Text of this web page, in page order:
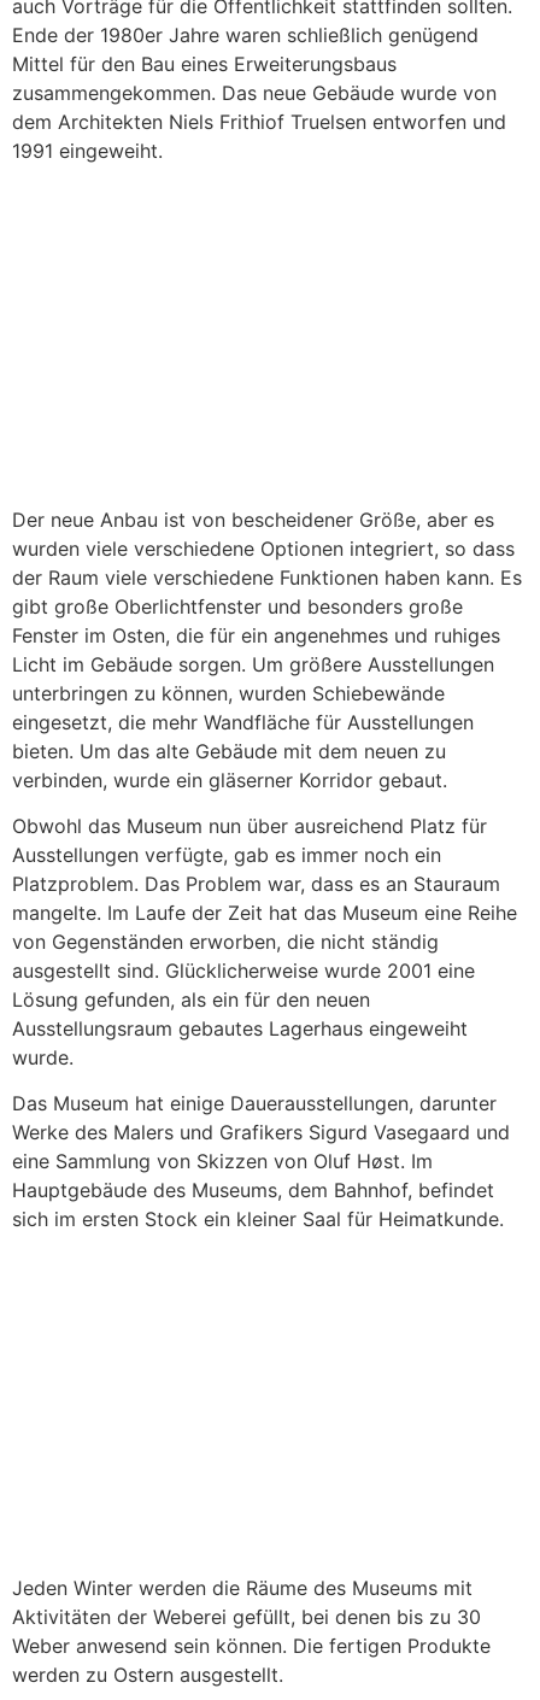
auch Vorträge für die Öffentlichkeit stattfinden sollten.
Ende der 1980er Jahre waren schließlich genügend
Mittel für den Bau eines Erweiterungsbaus
zusammengekommen. Das neue Gebäude wurde von
dem Architekten Niels Frithiof Truelsen entworfen und
1991 eingeweiht.
Der neue Anbau ist von bescheidener Größe, aber es
wurden viele verschiedene Optionen integriert, so dass
der Raum viele verschiedene Funktionen haben kann. Es
gibt große Oberlichtfenster und besonders große
Fenster im Osten, die für ein angenehmes und ruhiges
Licht im Gebäude sorgen. Um größere Ausstellungen
unterbringen zu können, wurden Schiebewände
eingesetzt, die mehr Wandfläche für Ausstellungen
bieten. Um das alte Gebäude mit dem neuen zu
verbinden, wurde ein gläserner Korridor gebaut.
Obwohl das Museum nun über ausreichend Platz für
Ausstellungen verfügte, gab es immer noch ein
Platzproblem. Das Problem war, dass es an Stauraum
mangelte. Im Laufe der Zeit hat das Museum eine Reihe
von Gegenständen erworben, die nicht ständig
ausgestellt sind. Glücklicherweise wurde 2001 eine
Lösung gefunden, als ein für den neuen
Ausstellungsraum gebautes Lagerhaus eingeweiht
wurde.
Das Museum hat einige Dauerausstellungen, darunter
Werke des Malers und Grafikers Sigurd Vasegaard und
eine Sammlung von Skizzen von Oluf Høst. Im
Hauptgebäude des Museums, dem Bahnhof, befindet
sich im ersten Stock ein kleiner Saal für Heimatkunde.
Jeden Winter werden die Räume des Museums mit
Aktivitäten der Weberei gefüllt, bei denen bis zu 30
Weber anwesend sein können. Die fertigen Produkte
werden zu Ostern ausgestellt.